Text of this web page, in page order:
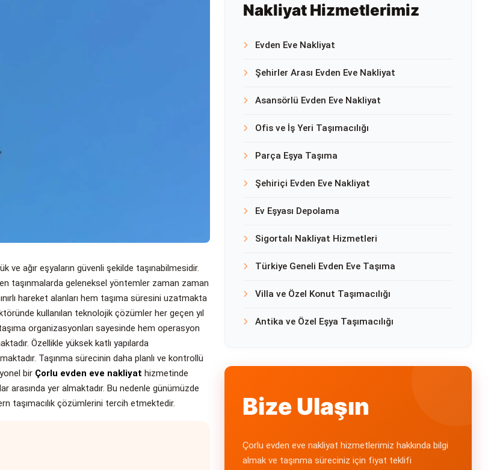
Nakliyat Hizmetlerimiz
Evden Eve Nakliyat
Şehirler Arası Evden Eve Nakliyat
Asansörlü Evden Eve Nakliyat
Ofis ve İş Yeri Taşımacılığı
Parça Eşya Taşıma
Şehiriçi Evden Eve Nakliyat
Ev Eşyası Depolama
Sigortalı Nakliyat Hizmetleri
Türkiye Geneli Evden Eve Taşıma
Villa ve Özel Konut Taşımacılığı
Antika ve Özel Eşya Taşımacılığı
Bize Ulaşın
Çorlu evden eve nakliyat hizmetlerimiz hakkında bilgi
almak ve taşınma süreciniz için fiyat teklifi
ve ağır eşyaların güvenli şekilde taşınabilmesidir.
taşınmalarda geleneksel yöntemler zaman zaman
hareket alanları hem taşıma süresini uzatmakta
kullanılan teknolojik çözümler her geçen yıl
organizasyonları sayesinde hem operasyon
Özellikle yüksek katlı yapılarda
Taşınma sürecinin daha planlı ve kontrollü
bir Çorlu evden eve nakliyat hizmetinde
arasında yer almaktadır. Bu nedenle günümüzde
taşımacılık çözümlerini tercih etmektedir.